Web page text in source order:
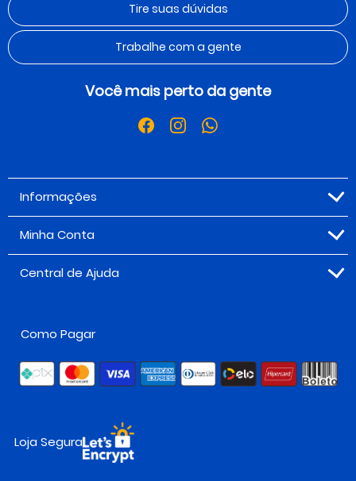
Tire suas dúvidas
Trabalhe com a gente
Você mais perto da gente
Informações
Minha Conta
Central de Ajuda
Como Pagar
Loja Segura